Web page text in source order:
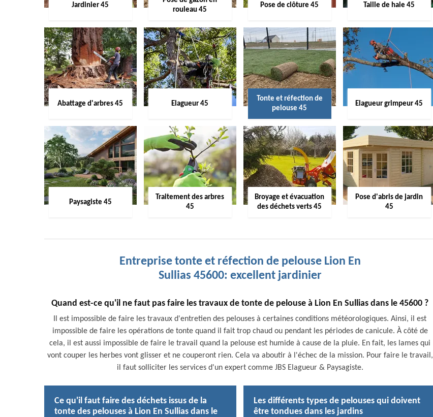
Jardinier 45
rouleau 45
Pose de clôture 45 Taille de haie 45
Abattage d'arbres 45 Elagueur 45
Tonte et réfection de
pelouse 45
Elagueur grimpeur 45
Paysagiste 45
Traitement des arbres
45
Broyage et évacuation
des déchets verts 45
Pose d'abris de jardin
45
Entreprise tonte et réfection de pelouse Lion En
Sullias 45600: excellent jardinier
Quand est-ce qu'il ne faut pas faire les travaux de tonte de pelouse à Lion En Sullias dans le 45600 ?
Il est impossible de faire les travaux d'entretien des pelouses à certaines conditions météorologiques. Ainsi, il est
impossible de faire les opérations de tonte quand il fait trop chaud ou pendant les périodes de canicule. À côté de
cela, il est aussi impossible de faire le travail quand la pelouse est humide à cause de la pluie. En fait, les lames qui
vont couper les herbes vont glisser et ne couperont rien. Cela va aboutir à l'échec de la mission. Pour faire le travail,
il faut solliciter les services d'un expert comme JBS Elagueur & Paysagiste.
Ce qu'il faut faire des déchets issus de la
tonte des pelouses à Lion En Sullias dans le
Les différents types de pelouses qui doivent
être tondues dans les jardins